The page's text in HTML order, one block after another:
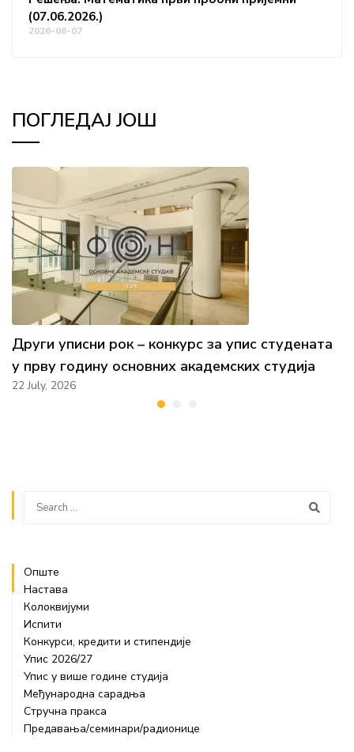
(07.06.2026.)
2026-06-07
ПОГЛЕДАЈ ЈОШ
Други уписни рок – конкурс за упис студената
у прву годину основних академских студија
22 July, 2026
Опште
Настава
Колоквијуми
Испити
Конкурси, кредити и стипендије
Упис 2026/27
Упис у више године студија
Међународна сарадња
Стручна пракса
Предавања/семинари/радионице